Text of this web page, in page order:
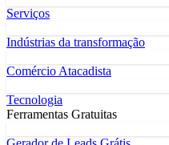
Serviços
Indústrias da transformação
Comércio Atacadista
Tecnologia
Ferramentas Gratuitas